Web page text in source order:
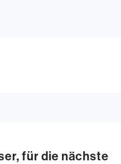
für die nächste